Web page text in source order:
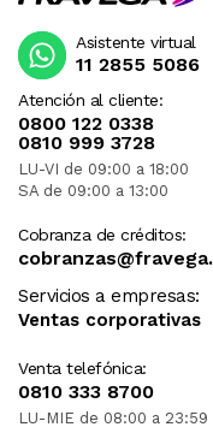
Atención al cliente:
0800 122 0338
0810 999 3728
LU-VI de 09:00 a 18:00
SA de 09:00 a 13:00
Cobranza de créditos:
Servicios a empresas:
Ventas corporativas
Venta telefónica:
0810 333 8700
LU-MIE de 08:00 a 23:59
Asistente virtual
11 2855 5086